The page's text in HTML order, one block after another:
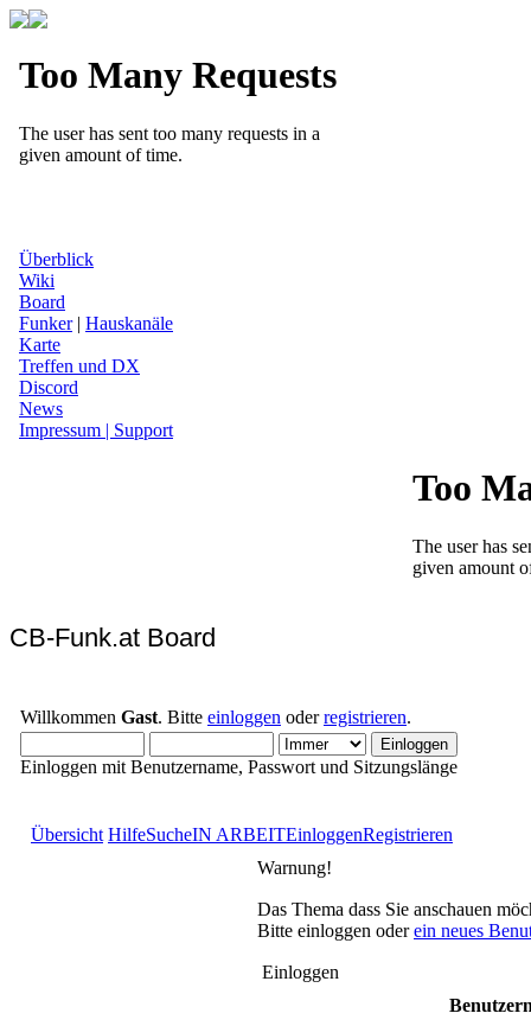
Überblick
Wiki
Board
Funker| Hauskanäle
Karte
Treffen und DX
Discord
News
Impressum | Support
CB-Funk.at Board
Willkommen Gast. Bitte einloggen oderregistrieren.
Einloggen mit Benutzername, Passwort und Sitzungslänge
Übersicht HilfeSucheIN ARBEITEinloggenRegistrieren
Warnung!
Das Thema dass Sie anschauen
Bitte einloggen oderein neues
Einloggen